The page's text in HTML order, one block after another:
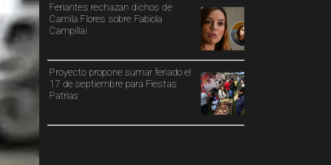
Feriantes rechazan dichos de
Camila Flores sobre Fabiola
Campillai
Proyecto propone sumar feriado el
17 de septiembre para Fiestas
Patrias